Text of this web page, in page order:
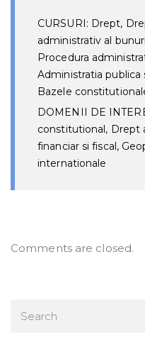
CURSURI: Drept,
administrativ al
Procedura
Administratia
Bazele
DOMENII DE
constitutional, Drept
financiar si fiscal,
internationale
Comments are closed.